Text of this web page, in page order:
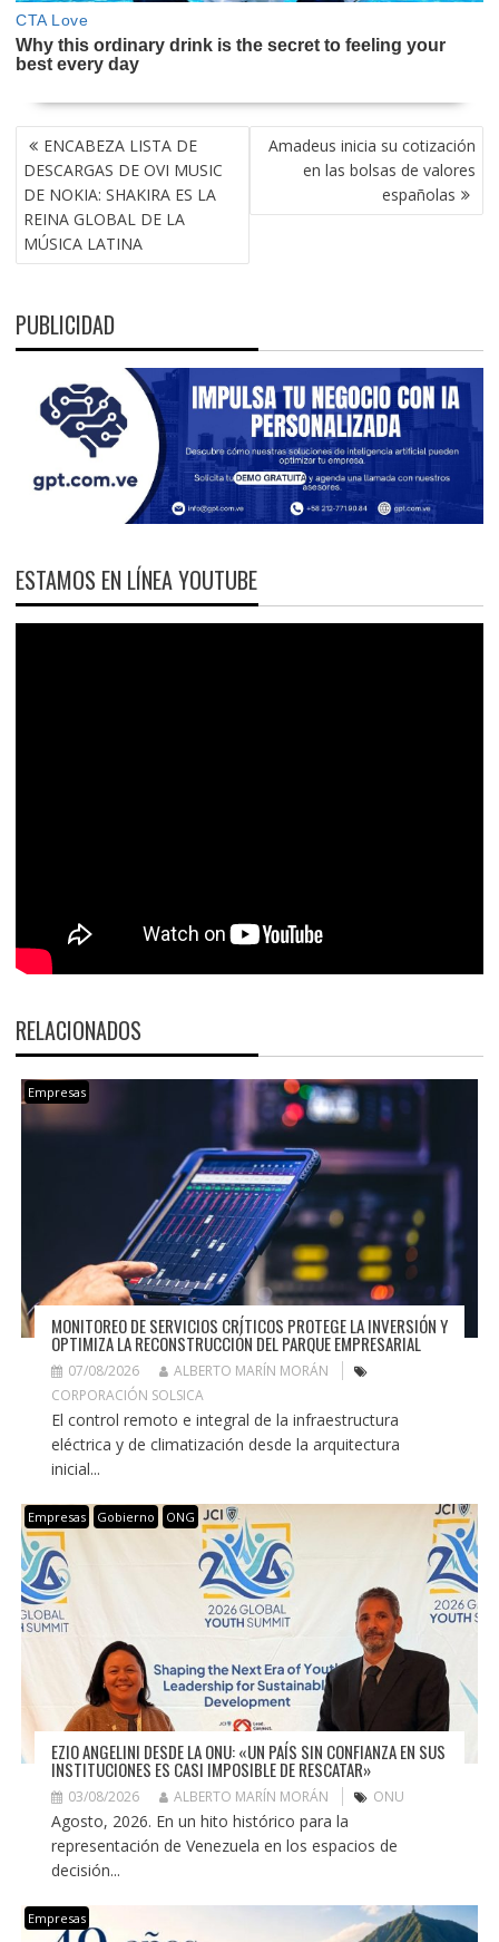
NAVEGACIÓN
DE
ENTRADAS
ENCABEZA LISTA DE
DESCARGAS DE OVI MUSIC
DE NOKIA: SHAKIRA ES LA
REINA GLOBAL DE LA
MÚSICA LATINA
Amadeus inicia su cotización
en las bolsas de valores
españolas
PUBLICIDAD
ESTAMOS EN LÍNEA YOUTUBE
RELACIONADOS
Empresas
MONITOREO DE SERVICIOS CRÍTICOS PROTEGE LA INVERSIÓN Y
OPTIMIZA LA RECONSTRUCCIÓN DEL PARQUE EMPRESARIAL
07/08/2026
ALBERTO MARÍN MORÁN
CORPORACIÓN SOLSICA
El control remoto e integral de la infraestructura
eléctrica y de climatización desde la arquitectura
inicial...
Empresas Gobierno ONG
EZIO ANGELINI DESDE LA ONU: «UN PAÍS SIN CONFIANZA EN SUS
INSTITUCIONES ES CASI IMPOSIBLE DE RESCATAR»
03/08/2026 ALBERTO MARÍN MORÁN ONU
Agosto, 2026. En un hito histórico para la
representación de Venezuela en los espacios de
decisión...
Empresas